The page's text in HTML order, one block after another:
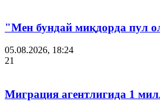
"Мен бундай миқдорда пул
05.08.2026, 18:24
21
Миграция агентлигида 1